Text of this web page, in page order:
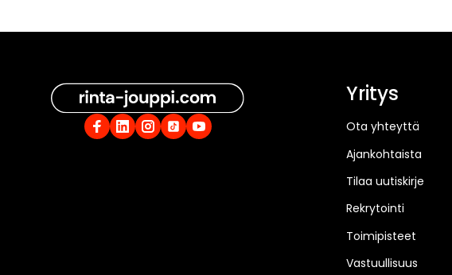
Yritys
Ota yhteyttä
Ajankohtaista
Tilaa uutiskirje
Rekrytointi
Toimipisteet
Vastuullisuus